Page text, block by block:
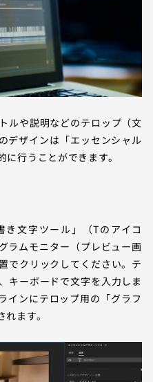
ルや説明などのテロップ（文
デザインは「エッセンシャル
行うことができます。
き文字ツール」（Tのアイコ
ラムモニター（プレビュー画
でクリックしてください。テ
キーボードで文字を入力しま
インにテロップ用の「グラフ
ます。